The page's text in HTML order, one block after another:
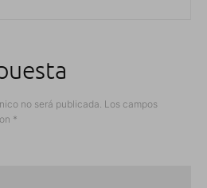
no será publicada. Los campos
*